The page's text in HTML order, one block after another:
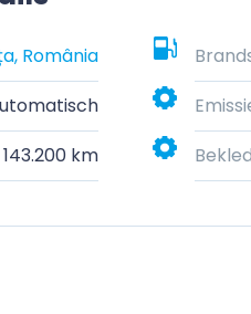
România
143.200 km